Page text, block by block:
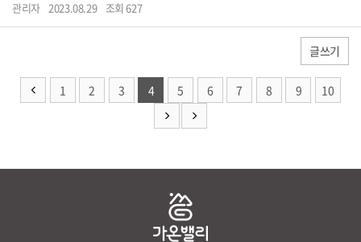
관리자 2023.08.29 조회 627
글쓰기
1 2 3 4 5 6 7 8 9 10